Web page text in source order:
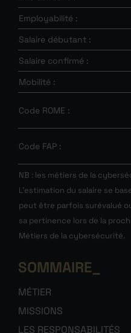
Employabilité :
Salaire débutant :
Salaire confirmé :
Mobilité :
Code ROME :
Code FAP :
NB : les métiers de la
L’estimation du salaire se
peut être parfois surévalué
sa pertinence lors de la
Métiers de la cybersécurité.
SOMMAIRE
MÉTIER
MISSIONS
LES RESPONSABILITÉS